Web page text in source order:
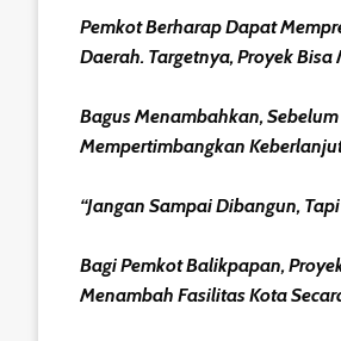
Pemkot Berharap Dapat
Daerah. Targetnya, Proyek
Bagus Menambahkan,
Mempertimbangkan
“Jangan Sampai Dibangun,
Bagi Pemkot Balikpapan,
Menambah Fasilitas Kota